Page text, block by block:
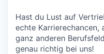
Hast du Lust auf
echte Karrierechancen,
ganz anderen
genau richtig bei uns!